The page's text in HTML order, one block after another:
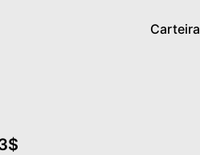
Carteira